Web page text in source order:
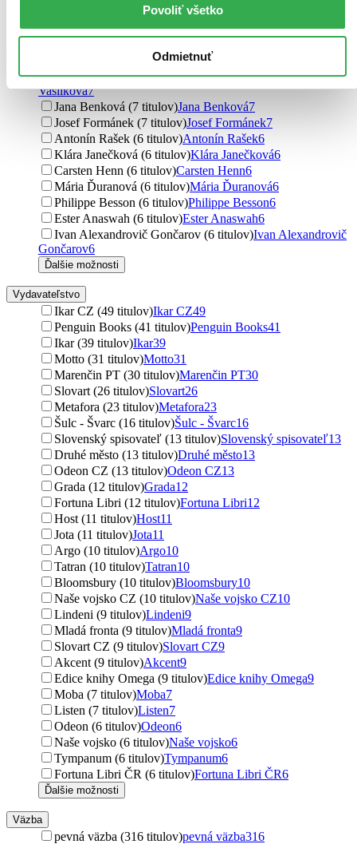
Povoliť všetko
Odmietnuť
Maxim E. Matkin (9 titulov)Maxim E. Matkin
Jan Němec (8 titulov)Jan Němec8
Kate Morton (8 titulov)Kate Morton
Táňa Keleová-Vasilková (7 titulov)Táňa Keleová-
Vasilková7
Jana Benková (7 titulov)Jana Benková7
Josef Formánek (7 titulov)Josef Formánek7
Antonín Rašek (6 titulov)Antonín Rašek6
Klára Janečková (6 titulov)Klára Janečková6
Carsten Henn (6 titulov)Carsten Henn6
Mária Ďuranová (6 titulov)Mária Ďuranová6
Philippe Besson (6 titulov)Philippe Besson6
Ester Anaswah (6 titulov)Ester Anaswah6
Ivan Alexandrovič Gončarov (6 titulov)Ivan Alexandrovič
Gončarov6
Ďalšie možnosti
Vydavateľstvo
Ikar CZ (49 titulov)Ikar CZ49
Penguin Books (41 titulov)Penguin Books41
Ikar (39 titulov)Ikar39
Motto (31 titulov)Motto31
Marenčin PT (30 titulov)Marenčin PT30
Slovart (26 titulov)Slovart26
Metafora (23 titulov)Metafora23
Šulc - Švarc (16 titulov)Šulc - Švarc16
Slovenský spisovateľ (13 titulov)Slovenský spisovateľ13
Druhé město (13 titulov)Druhé město13
Odeon CZ (13 titulov)Odeon CZ13
Grada (12 titulov)Grada12
Fortuna Libri (12 titulov)Fortuna Libri12
Host (11 titulov)Host11
Jota (11 titulov)Jota11
Argo (10 titulov)Argo10
Tatran (10 titulov)Tatran10
Bloomsbury (10 titulov)Bloomsbury10
Naše vojsko CZ (10 titulov)Naše vojsko CZ10
Lindeni (9 titulov)Lindeni9
Mladá fronta (9 titulov)Mladá fronta9
Slovart CZ (9 titulov)Slovart CZ9
Akcent (9 titulov)Akcent9
Edice knihy Omega (9 titulov)Edice knihy Omega9
Moba (7 titulov)Moba7
Listen (7 titulov)Listen7
Odeon (6 titulov)Odeon6
Naše vojsko (6 titulov)Naše vojsko6
Tympanum (6 titulov)Tympanum6
Fortuna Libri ČR (6 titulov)Fortuna Libri ČR6
Ďalšie možnosti
Väzba
pevná väzba (316 titulov)pevná väzba316